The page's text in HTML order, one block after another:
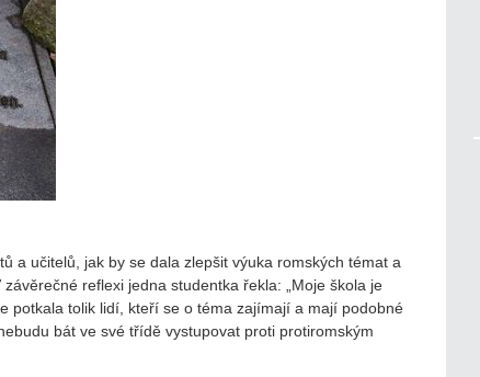
a učitelů, jak by se dala zlepšit výuka romských témat a
reflexi jedna studentka řekla: „Moje škola je
potkala tolik lidí, kteří se o téma zajímají a mají podobné
bát ve své třídě vystupovat proti protiromským